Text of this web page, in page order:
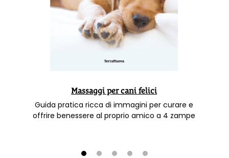
Massaggi per cani felici
Guida pratica ricca di immagini per curare e
offrire benessere al proprio amico a 4 zampe